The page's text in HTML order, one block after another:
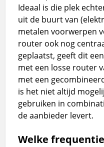
Ideaal is die plek
uit de buurt van
metalen voorwerpen
router ook nog
geplaatst, geeft dit
met een losse router
met een
is het niet altijd
gebruiken in
de aanbieder levert.
Welke